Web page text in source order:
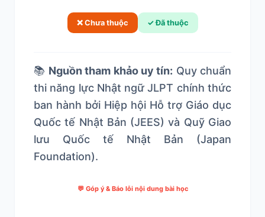
❌ Chưa thuộc ✓ Đã thuộc
📚 Nguồn tham khảo uy tín: Quy chuẩn
thi năng lực Nhật ngữ JLPT chính thức
ban hành bởi Hiệp hội Hỗ trợ Giáo dục
Quốc tế Nhật Bản (JEES) và Quỹ Giao
lưu Quốc tế Nhật Bản (Japan
Foundation).
💬 Góp ý & Báo lỗi nội dung bài học